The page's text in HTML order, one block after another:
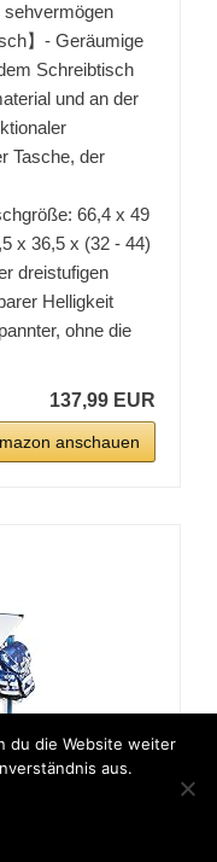
sehvermögen
】- Geräumige
Schreibtisch
und an der
Tasche, der
66,4 x 49
x 36,5 x (32 - 44)
dreistufigen
Helligkeit
ohne die
137,99 EUR
anschauen
für
du die Website weiter
aus.